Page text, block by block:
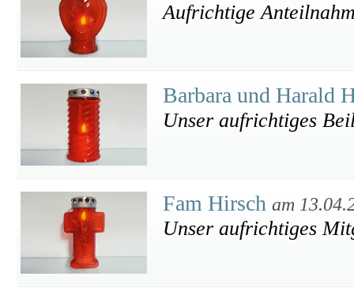
Aufrichtige
Barbara und Harald
Unser aufrichtiges
Fam Hirsch am
Unser aufrichtiges